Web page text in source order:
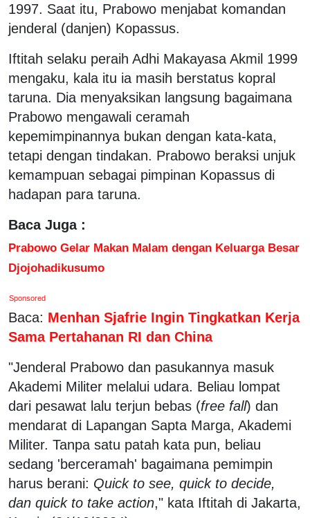
1997. Saat itu, Prabowo menjabat komandan
jenderal (danjen) Kopassus.
Iftitah selaku peraih Adhi Makayasa Akmil 1999
mengaku, kala itu ia masih berstatus kopral
taruna. Dia menyaksikan langsung bagaimana
Prabowo mengawali ceramah
kepemimpinannya bukan dengan kata-kata,
tetapi dengan tindakan. Prabowo beraksi unjuk
kemampuan sebagai pimpinan Kopassus di
hadapan para taruna.
Baca Juga :
Prabowo Gelar Makan Malam dengan Keluarga Besar
Djojohadikusumo
Sponsored
Baca: Menhan Sjafrie Ingin Tingkatkan Kerja
Sama Pertahanan RI dan China
"Jenderal Prabowo dan pasukannya masuk
Akademi Militer melalui udara. Beliau lompat
dari pesawat lalu terjun bebas (free fall) dan
mendarat di Lapangan Sapta Marga, Akademi
Militer. Tanpa satu patah kata pun, beliau
sedang 'berceramah' bagaimana pemimpin
harus berani: Quick to see, quick to decide,
dan quick to take action," kata Iftitah di Jakarta,